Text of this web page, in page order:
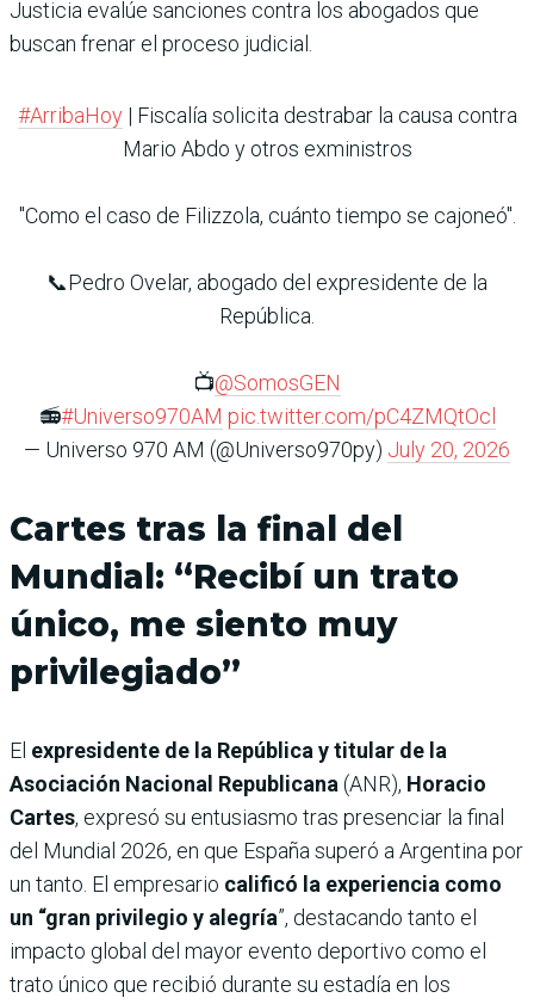
Justicia evalúe sanciones contra los abogados que
buscan frenar el proceso judicial.
#ArribaHoy| Fiscalía solicita destrabar la causa contra
Mario Abdo y otros exministros
"Como el caso de Filizzola, cuánto tiempo se cajoneó".
📞Pedro Ovelar, abogado del expresidente de la
República.
📺@SomosGEN
📻#Universo970AM pic.twitter.com/pC4ZMQtOcl
— Universo 970 AM (@Universo970py) July 20, 2026
Cartes tras la final del
Mundial: “Recibí un trato
único, me siento muy
privilegiado”
El expresidente de la República y titular de la
Asociación Nacional Republicana(ANR), Horacio
Cartes, expresó su entusiasmo tras presenciar la final
del Mundial 2026, en que España superó a Argentina por
un tanto. El empresario calificó la experiencia como
un “gran privilegio y alegría”, destacando tanto el
impacto global del mayor evento deportivo como el
trato único que recibió durante su estadía en los